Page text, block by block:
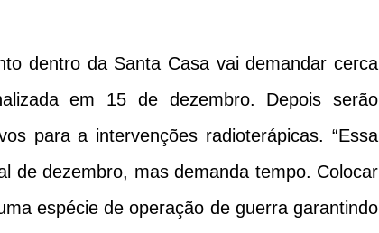
dentro da Santa Casa vai demandar cerca
em 15 de dezembro. Depois serão
para a intervenções radioterápicas. “Essa
de dezembro, mas demanda tempo. Colocar
espécie de operação de guerra garantindo